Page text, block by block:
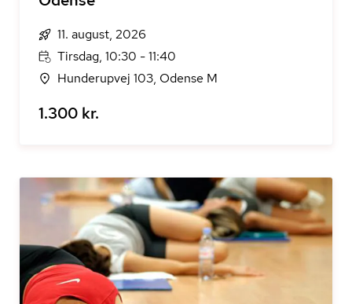
11. august, 2026
Tirsdag, 10:30 - 11:40
Hunderupvej 103, Odense M
1.300 kr.